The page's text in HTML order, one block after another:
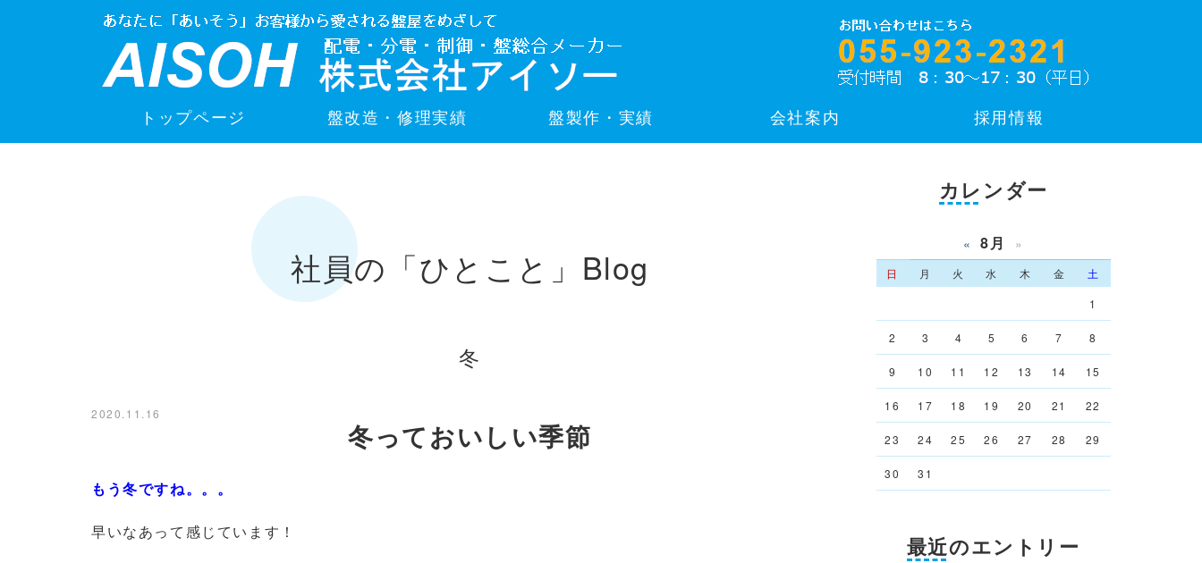
トップページ 盤改造・修理実績 盤製作・実績 会社案内 採用情報
社員の「ひとこと」Blog
冬
2020.11.16
冬っておいしい季節
もう冬ですね。。。
早いなあって感じています！
カレンダー
« 8月 »
日 月 火 水 木 金
土
1
2 3 4 5 6 7 8
9 10 11 12 13 14 15
16 17 18 19 20 21 22
23 24 25 26 27 28 29
30 31
最近のエントリー